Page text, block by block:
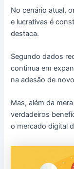
No cenário atual,
e lucrativas é
destaca.
Segundo dados
continua em
na adesão de
Mas, além da
verdadeiros
o mercado digital